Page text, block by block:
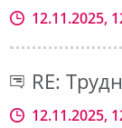
12.11.2025,
RE:
12.11.2025,